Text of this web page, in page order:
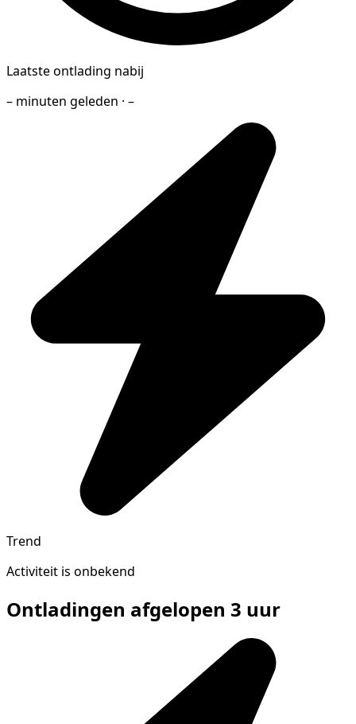
Laatste ontlading nabij
– minuten geleden · –
Trend
Activiteit is onbekend
Ontladingen afgelopen 3 uur